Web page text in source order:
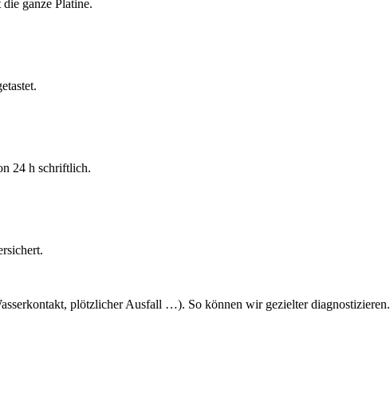
ganze Platine.
24 h schriftlich.
plötzlicher Ausfall …). So können wir gezielter diagnostizieren.